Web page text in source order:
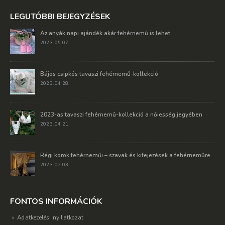
LEGUTÓBBI BEJEGYZÉSEK
FONTOS INFORMÁCIÓK